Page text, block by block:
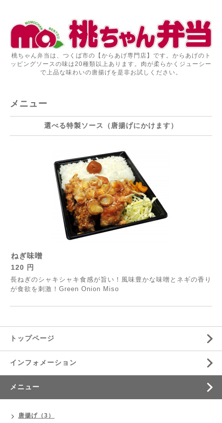
桃ちゃん弁当は、つくば市の【からあげ専門店】です。からあげのト
ッピングソースの味は20種類以上あります。肉が柔らかくジューシー
で上品な味わいの唐揚げを是非お試しください。
メニュー
選べる特製ソース（唐揚げにかけます）
ねぎ味噌
120 円
長ねぎのシャキシャキ食感が旨い！風味豊かな味噌とネギの香り
が食欲を刺激！Green Onion Miso
トップページ
インフォメーション
メニュー
唐揚げ（3）